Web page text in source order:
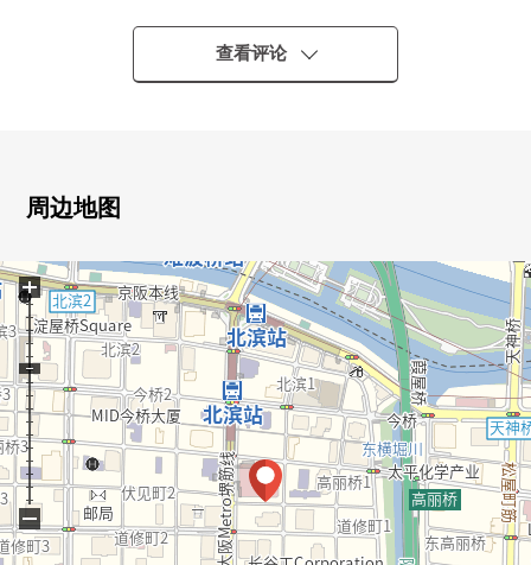
0室内礼貌地是使用
[12楼]
[29楼]
・View休息室"天蓝色"(部分收费)
・贵宾室"黄金"(有偿)
查看评论
周边地图
+
−